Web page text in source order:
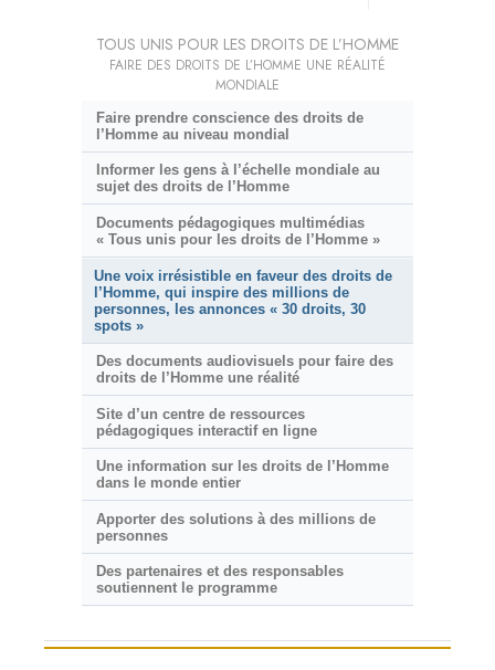
TOUS UNIS POUR LES DROITS DE L’HOMME
FAIRE DES DROITS DE L’HOMME UNE RÉALITÉ
MONDIALE
Faire prendre conscience des droits de
l’Homme au niveau mondial
Informer les gens à l’échelle mondiale au
sujet des droits de l’Homme
Documents pédagogiques multimédias
« Tous unis pour les droits de l’Homme »
Une voix irrésistible en faveur des droits de
l’Homme, qui inspire des millions de
personnes, les annonces « 30 droits, 30
spots »
Des documents audiovisuels pour faire des
droits de l’Homme une réalité
Site d’un centre de ressources
pédagogiques interactif en ligne
Une information sur les droits de l’Homme
dans le monde entier
Apporter des solutions à des millions de
personnes
Des partenaires et des responsables
soutiennent le programme